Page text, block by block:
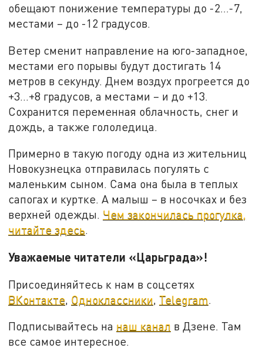
обещают понижение температуры до -2…-7,
местами – до -12 градусов.
Ветер сменит направление на юго-западное,
местами его порывы будут достигать 14
метров в секунду. Днем воздух прогреется до
+3…+8 градусов, а местами – и до +13.
Сохранится переменная облачность, снег и
дождь, а также гололедица.
Примерно в такую погоду одна из жительниц
Новокузнецка отправилась погулять с
маленьким сыном. Сама она была в теплых
сапогах и куртке. А малыш – в носочках и без
верхней одежды. Чем закончилась прогулка,
читайте здесь.
Уважаемые читатели «Царьграда»!
Присоединяйтесь к нам в соцсетях
ВКонтакте Одноклассники Telegram
Подписывайтесь на наш канал в Дзене. Там
все самое интересное.